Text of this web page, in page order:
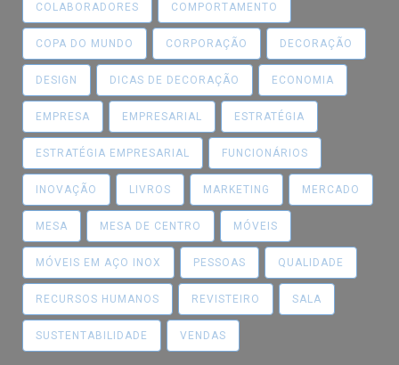
COLABORADORES COMPORTAMENTO
COPA DO MUNDO CORPORAÇÃO DECORAÇÃO
DESIGN DICAS DE DECORAÇÃO ECONOMIA
EMPRESA EMPRESARIAL ESTRATÉGIA
ESTRATÉGIA EMPRESARIAL FUNCIONÁRIOS
INOVAÇÃO LIVROS MARKETING MERCADO
MESA MESA DE CENTRO MÓVEIS
MÓVEIS EM AÇO INOX PESSOAS QUALIDADE
RECURSOS HUMANOS REVISTEIRO SALA
SUSTENTABILIDADE VENDAS